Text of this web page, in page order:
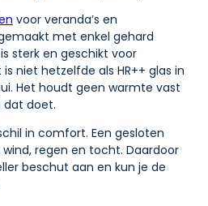
voor veranda’s en
met enkel gehard
sterk en geschikt voor
niet hetzelfde als HR++ glas in
Het houdt geen warmte vast
dat doet.
in comfort. Een gesloten
regen en tocht. Daardoor
beschut aan en kun je de